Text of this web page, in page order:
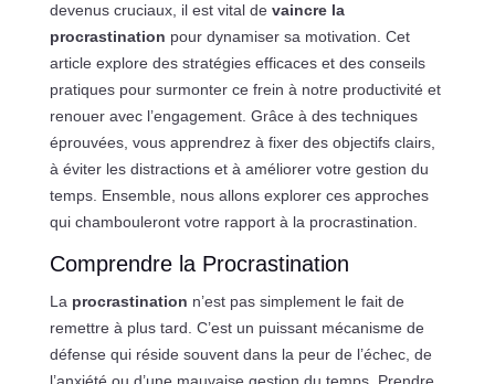
devenus cruciaux, il est vital de vaincre la
procrastination pour dynamiser sa motivation. Cet
article explore des stratégies efficaces et des conseils
pratiques pour surmonter ce frein à notre productivité et
renouer avec l’engagement. Grâce à des techniques
éprouvées, vous apprendrez à fixer des objectifs clairs,
à éviter les distractions et à améliorer votre gestion du
temps. Ensemble, nous allons explorer ces approches
qui chambouleront votre rapport à la procrastination.
Comprendre la Procrastination
La procrastination n’est pas simplement le fait de
remettre à plus tard. C’est un puissant mécanisme de
défense qui réside souvent dans la peur de l’échec, de